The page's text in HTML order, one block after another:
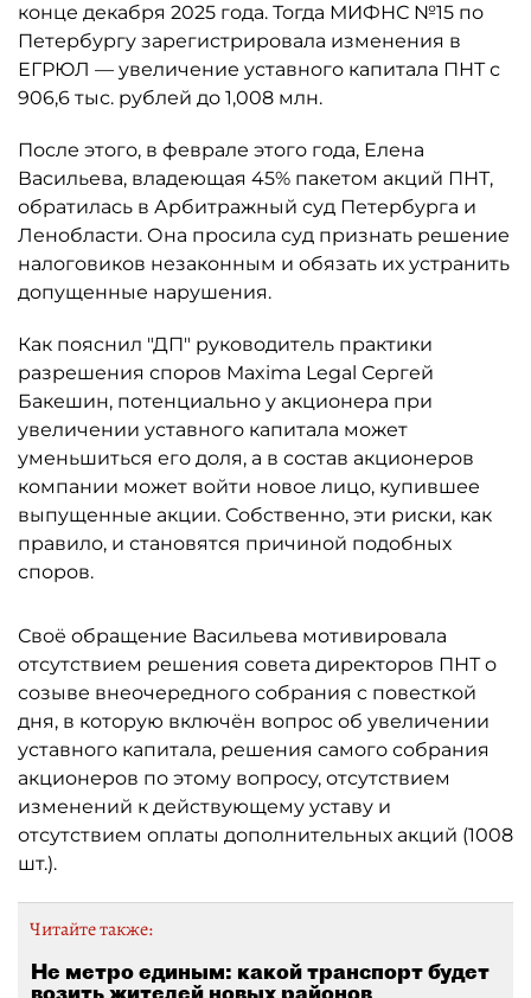
конце декабря 2025 года. Тогда МИФНС №15 по
Петербургу зарегистрировала изменения в
ЕГРЮЛ — увеличение уставного капитала ПНТ с
906,6 тыс. рублей до 1,008 млн.
После этого, в феврале этого года, Елена
Васильева, владеющая 45% пакетом акций ПНТ,
обратилась в Арбитражный суд Петербурга и
Ленобласти. Она просила суд признать решение
налоговиков незаконным и обязать их устранить
допущенные нарушения.
Как пояснил "ДП" руководитель практики
разрешения споров Maxima Legal Сергей
Бакешин, потенциально у акционера при
увеличении уставного капитала может
уменьшиться его доля, а в состав акционеров
компании может войти новое лицо, купившее
выпущенные акции. Собственно, эти риски, как
правило, и становятся причиной подобных
споров.
Своё обращение Васильева мотивировала
отсутствием решения совета директоров ПНТ о
созыве внеочередного собрания с повесткой
дня, в которую включён вопрос об увеличении
уставного капитала, решения самого собрания
акционеров по этому вопросу, отсутствием
изменений к действующему уставу и
отсутствием оплаты дополнительных акций (1008
шт.).
Читайте также:
Не метро единым: какой транспорт будет